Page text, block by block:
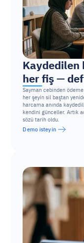
Kaydedilen
her fiş —
Sayman cebinden
her şeyin sil baştan
harcama anında
kendini günceller. Artık
sözü tarih oldu.
Demo isteyin